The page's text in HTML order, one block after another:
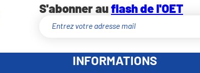
S'abonner auflash de l'OET
INFORMATIONS